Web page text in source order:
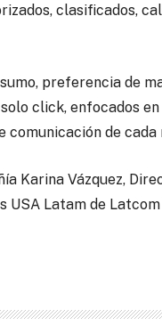
clasificados,
preferencia de
click, enfocados
comunicación de cada
Karina Vázquez,
USA Latam de